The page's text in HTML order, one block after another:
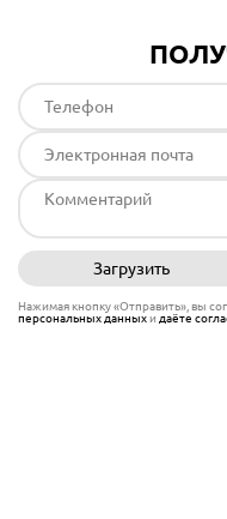
Загрузить
Нажимая кнопку «Отправить», вы
персональных данныхи даёте